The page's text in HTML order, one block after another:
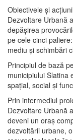
Obiectivele şi
Dezvoltare Urbană
depășirea
pe cele cinci
mediu şi schimbări
Principiul de bază
municipiului Slatina
spaţial, social şi
Prin intermediul
Dezvoltare Urbană
deveni un oraş
dezvoltării urbane,